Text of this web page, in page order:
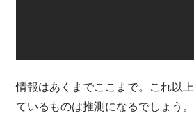
情報はあくまでここまで。これ以
ているものは推測になるでしょう。